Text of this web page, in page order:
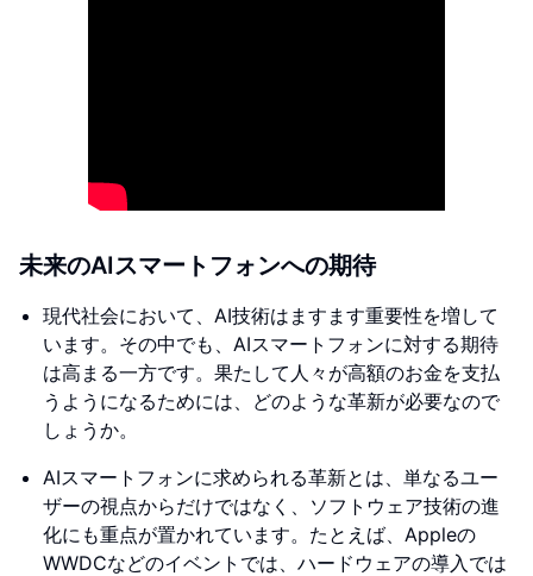
未来のAIスマートフォンへの期待
現代社会において、AI技術はますます重要性を増して
います。その中でも、AIスマートフォンに対する期待
は高まる一方です。果たして人々が高額のお金を支払
うようになるためには、どのような革新が必要なので
しょうか。
AIスマートフォンに求められる革新とは、単なるユー
ザーの視点からだけではなく、ソフトウェア技術の進
化にも重点が置かれています。たとえば、Appleの
WWDCなどのイベントでは、ハードウェアの導入では